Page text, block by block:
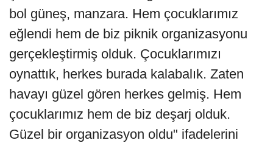
bol güneş, manzara. Hem çocuklarımız
eğlendi hem de biz piknik organizasyonu
gerçekleştirmiş olduk. Çocuklarımızı
oynattık, herkes burada kalabalık. Zaten
havayı güzel gören herkes gelmiş. Hem
çocuklarımız hem de biz deşarj olduk.
Güzel bir organizasyon oldu" ifadelerini